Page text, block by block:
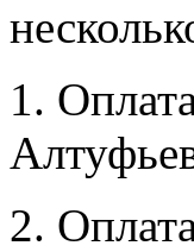
1.
2.